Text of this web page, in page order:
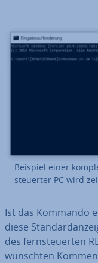
Beispiel einer
steu­er­ter PC wird
Ist das Kommando
diese
des fern­steu­er­ten
wünsch­ten